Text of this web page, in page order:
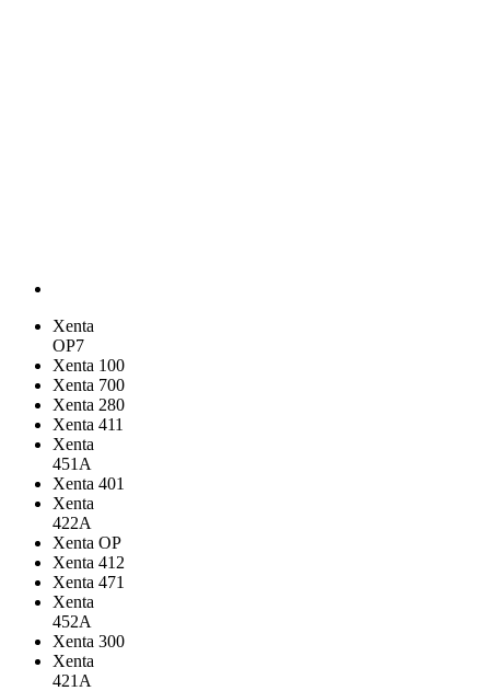
Xenta
OP7
Xenta 100
Xenta 700
Xenta 280
Xenta 411
Xenta
451A
Xenta 401
Xenta
422A
Xenta OP
Xenta 412
Xenta 471
Xenta
452A
Xenta 300
Xenta
421A